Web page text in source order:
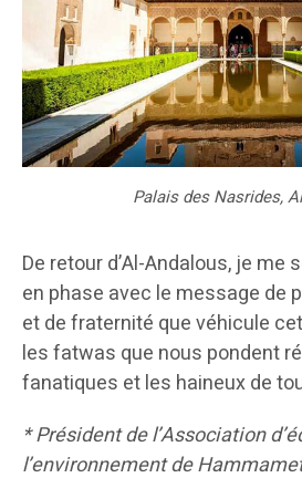
Palais des Nasrides,
De retour d’Al-Andalous, je me
en phase avec le message de
et de fraternité que véhicule
les fatwas que nous pondent
fanatiques et les haineux de
* Président de l’Association
l’environnement de